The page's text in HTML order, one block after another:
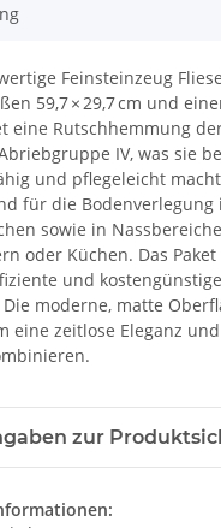
Feinsteinzeug
59,7 × 29,7 cm und
eine Rutschhemmung
IV, was sie
und pflegeleicht
für die Bodenverlegung
sowie in
oder Küchen. Das Paket
und
moderne, matte
eine zeitlose Eleganz
zur